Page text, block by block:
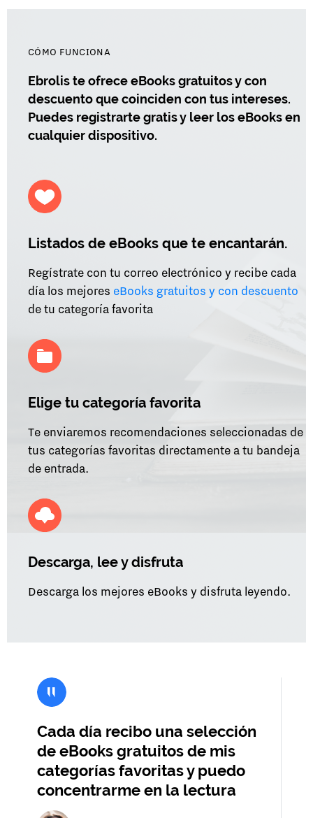
CÓMO FUNCIONA
Ebrolis te ofrece eBooks gratuitos y con
descuento que coinciden con tus intereses.
Puedes registrarte gratis y leer los eBooks en
cualquier dispositivo.
Listados de eBooks que te encantarán.
Regístrate con tu correo electrónico y recibe cada
día los mejores eBooks gratuitos y con descuento
de tu categoría favorita
Elige tu categoría favorita
Te enviaremos recomendaciones seleccionadas de
tus categorías favoritas directamente a tu bandeja
de entrada.
Descarga, lee y disfruta
Descarga los mejores eBooks y disfruta leyendo.
Cada día recibo una selección
de eBooks gratuitos de mis
categorías favoritas y puedo
concentrarme en la lectura